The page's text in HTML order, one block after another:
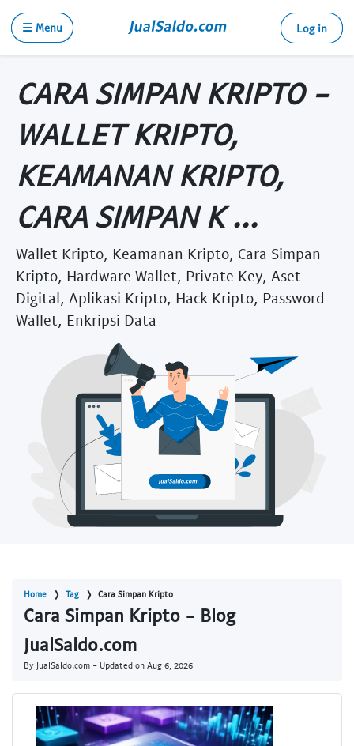
☰ Menu Log in
CARA SIMPAN KRIPTO -
WALLET KRIPTO,
KEAMANAN KRIPTO,
CARA SIMPAN K ...
Wallet Kripto, Keamanan Kripto, Cara Simpan
Kripto, Hardware Wallet, Private Key, Aset
Digital, Aplikasi Kripto, Hack Kripto, Password
Wallet, Enkripsi Data
Home Tag Cara Simpan Kripto
Cara Simpan Kripto - Blog
JualSaldo.com
By JualSaldo.com - Updated on Aug 6, 2026